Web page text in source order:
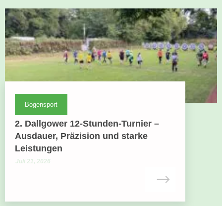
Bogensport
2. Dallgower 12-Stunden-Turnier –
Ausdauer, Präzision und starke
Leistungen
Juli 21, 2026